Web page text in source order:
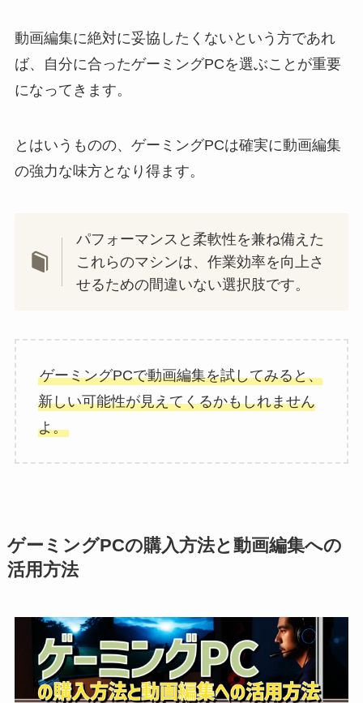
動画編集に絶対に妥協したくないという方であれ
ば、自分に合ったゲーミングPCを選ぶことが重要
になってきます。
とはいうものの、ゲーミングPCは確実に動画編集
の強力な味方となり得ます。
パフォーマンスと柔軟性を兼ね備えた
これらのマシンは、作業効率を向上さ
せるための間違いない選択肢です。
ゲーミングPCで動画編集を試してみると、
新しい可能性が見えてくるかもしれません
よ。
ゲーミングPCの購入方法と動画編集への
活用方法